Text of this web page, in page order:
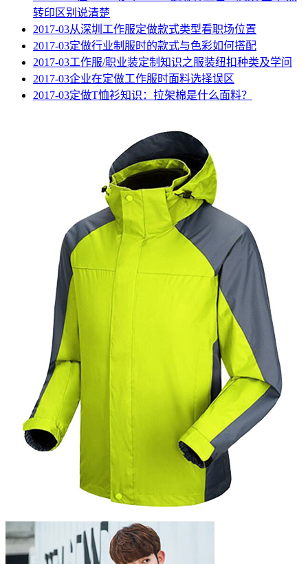
转印区别说清楚
2017-03从深圳工作服定做款式类型看职场位置
2017-03定做行业制服时的款式与色彩如何搭配
2017-03工作服/职业装定制知识之服装纽扣种类及学问
2017-03企业在定做工作服时面料选择误区
2017-03定做T恤衫知识：拉架棉是什么面料？